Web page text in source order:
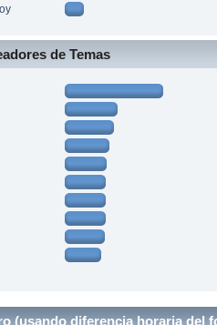
de Temas
(usando diferencia horaria del